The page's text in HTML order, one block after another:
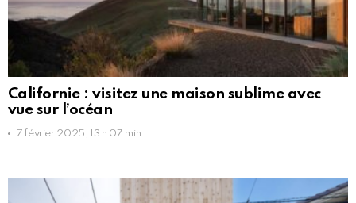
Californie : visitez une maison sublime avec
vue sur l’océan
7 février 2025, 13 h 07 min